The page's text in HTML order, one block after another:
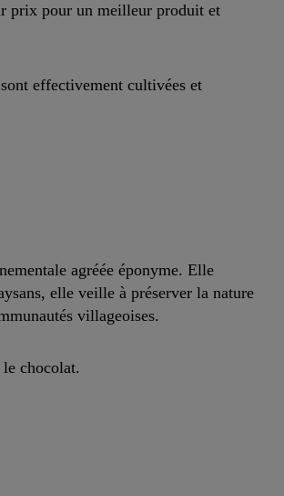
prix pour un meilleur produit et
effectivement cultivées et
agréée éponyme. Elle
elle veille à préserver la nature
villageoises.
chocolat.